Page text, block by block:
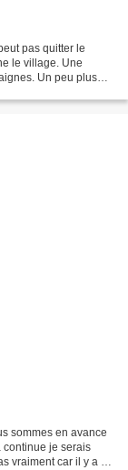
pas quitter le
le village. Une
Un peu plus
sommes en avance
continue je serais
vraiment car il y a ce